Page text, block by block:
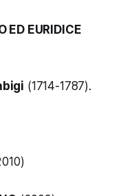
ED EURIDICE
(1714-1787).